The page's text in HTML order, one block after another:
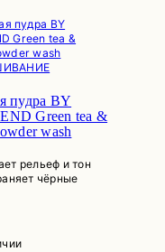
пудра BY
Green tea &
wash
рельеф и тон
чёрные